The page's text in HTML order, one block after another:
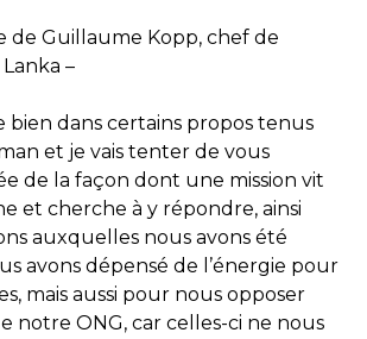
de Guillaume Kopp, chef de
Lanka –
bien dans certains propos tenus
et je vais tenter de vous
de la façon dont une mission vit
et cherche à y répondre, ainsi
auxquelles nous avons été
avons dépensé de l’énergie pour
mais aussi pour nous opposer
notre ONG, car celles-ci ne nous